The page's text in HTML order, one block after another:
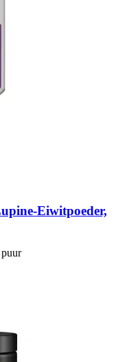
​Eiwitpoeder,